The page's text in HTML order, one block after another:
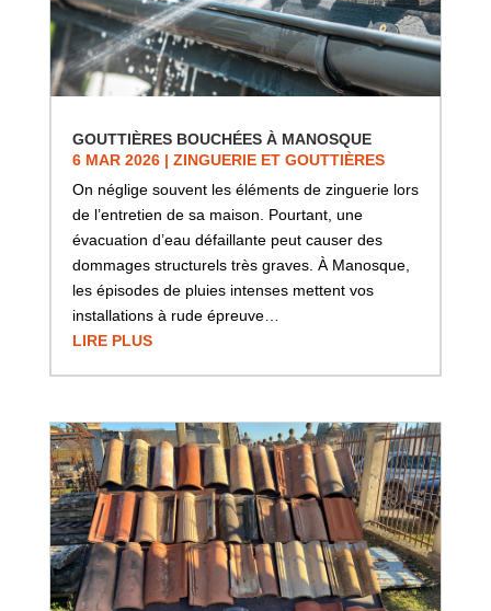
GOUTTIÈRES BOUCHÉES À MANOSQUE
6 MAR 2026| ZINGUERIE ET GOUTTIÈRES
On néglige souvent les éléments de zinguerie lors
de l’entretien de sa maison. Pourtant, une
évacuation d’eau défaillante peut causer des
dommages structurels très graves. À Manosque,
les épisodes de pluies intenses mettent vos
installations à rude épreuve…
LIRE PLUS